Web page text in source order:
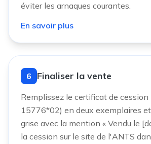
éviter les arnaques courantes.
En savoir plus
6 Finaliser la vente
Remplissez le certificat de cession
15776*02) en deux exemplaires
grise avec la mention « Vendu le
la cession sur le site de l'ANTS